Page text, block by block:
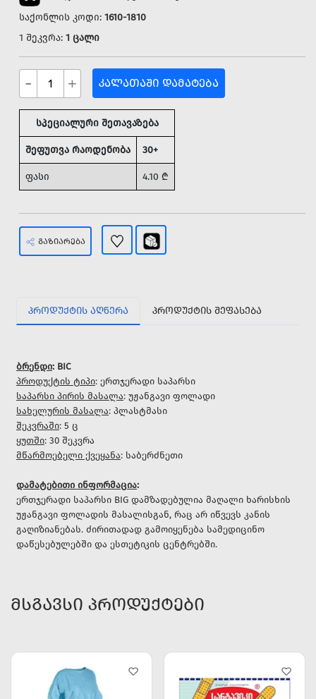
საქონლის კოდი: 1610-1810
1 შეკვრა: 1 ცალი
- + ᲙᲐᲚᲐᲗᲐᲨᲘ ᲓᲐᲛᲐᲢᲔᲑᲐ
სპეციალური შეთავაზება
შეფუთვა რაოდენობა 30+
ფასი 4.10 ₾
ᲒᲐᲖᲘᲐᲠᲔᲑᲐ
ᲞᲠᲝᲓᲣᲥᲢᲘᲡ ᲐᲦᲬᲔᲠᲐ ᲞᲠᲝᲓᲣᲥᲢᲘᲡ ᲨᲔᲤᲐᲡᲔᲑᲐ
ბრენდი: BIC
პროდუქტის ტიპი: ერთჯერადი საპარსი
საპარსი პირის მასალა: უჟანგავი ფოლადი
სახელურის მასალა: პლასტმასი
შეკვრაში: 5 ც
ყუთში: 30 შეკვრა
მწარმოებელი ქვეყანა: საბერძნეთი
დამატებითი ინფორმაცია:
ერთჯერადი საპარსი BIG დამზადებულია მაღალი ხარისხის
უჟანგავი ფოლადის მასალისგან, რაც არ იწვევს კანის
გაღიზიანებას. ძირითადად გამოიყენება სამედიცინო
დაწესებულებში და ესთეტიკის ცენტრებში.
ᲛᲡᲒᲐᲕᲡᲘ ᲞᲠᲝᲓᲣᲥᲢᲔᲑᲘ